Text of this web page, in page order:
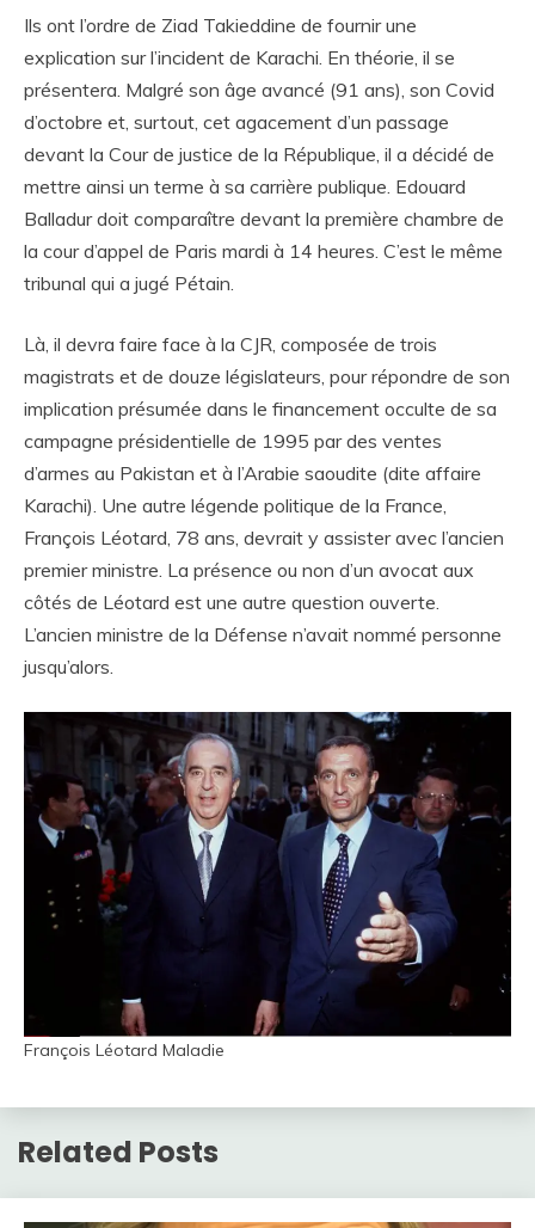
Ils ont l’ordre de Ziad Takieddine de fournir une
explication sur l’incident de Karachi. En théorie, il se
présentera. Malgré son âge avancé (91 ans), son Covid
d’octobre et, surtout, cet agacement d’un passage
devant la Cour de justice de la République, il a décidé de
mettre ainsi un terme à sa carrière publique. Edouard
Balladur doit comparaître devant la première chambre de
la cour d’appel de Paris mardi à 14 heures. C’est le même
tribunal qui a jugé Pétain.
Là, il devra faire face à la CJR, composée de trois
magistrats et de douze législateurs, pour répondre de son
implication présumée dans le financement occulte de sa
campagne présidentielle de 1995 par des ventes
d’armes au Pakistan et à l’Arabie saoudite (dite affaire
Karachi). Une autre légende politique de la France,
François Léotard, 78 ans, devrait y assister avec l’ancien
premier ministre. La présence ou non d’un avocat aux
côtés de Léotard est une autre question ouverte.
L’ancien ministre de la Défense n’avait nommé personne
jusqu’alors.
François Léotard Maladie
Related Posts